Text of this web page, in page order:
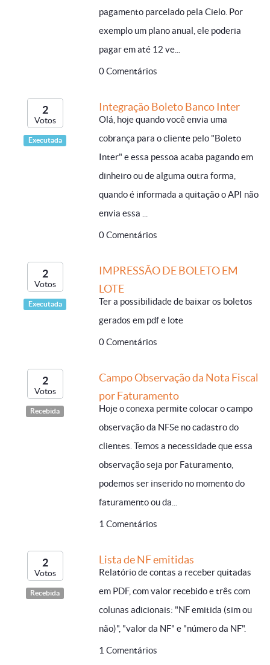
pagamento parcelado pela Cielo. Por
exemplo um plano anual, ele poderia
pagar em até 12 ve...
0 Comentários
2
Votos
Executada
Integração Boleto Banco Inter
Olá, hoje quando você envia uma
cobrança para o cliente pelo "Boleto
Inter" e essa pessoa acaba pagando em
dinheiro ou de alguma outra forma,
quando é informada a quitação o API não
envia essa ...
0 Comentários
2
Votos
Executada
IMPRESSÃO DE BOLETO EM
LOTE
Ter a possibilidade de baixar os boletos
gerados em pdf e lote
0 Comentários
2
Votos
Recebida
Campo Observação da Nota Fiscal
por Faturamento
Hoje o conexa permite colocar o campo
observação da NFSe no cadastro do
clientes. Temos a necessidade que essa
observação seja por Faturamento,
podemos ser inserido no momento do
faturamento ou da...
1 Comentários
2
Votos
Recebida
Lista de NF emitidas
Relatório de contas a receber quitadas
em PDF, com valor recebido e três com
colunas adicionais: "NF emitida (sim ou
não)", "valor da NF" e "número da NF".
1 Comentários